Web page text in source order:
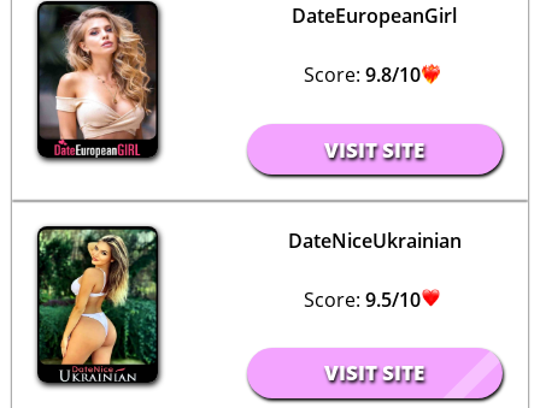
DateEuropeanGirl
Score: 9.8/10
VISIT SITE
DateNiceUkrainian
Score: 9.5/10
VISIT SITE